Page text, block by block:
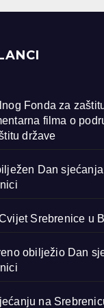
Fonda za
filma o
države
Dan
Srebrenice u
obilježio Dan
na